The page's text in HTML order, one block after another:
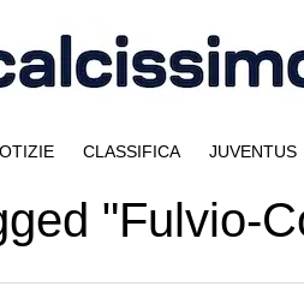
CLASSIFICA JUVENTUS
"Fulvio-